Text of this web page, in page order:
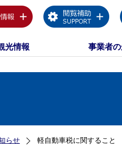
光情報 事業者
らせ 軽自動車税に関すること